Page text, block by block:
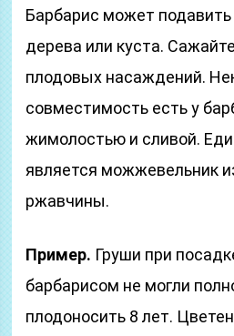
Барбарис может
дерева или куста.
плодовых насаждений.
совместимость есть у
жимолостью и сливой.
является можжевельник
ржавчины.
Пример. Груши при
барбарисом не могли
плодоносить 8 лет.